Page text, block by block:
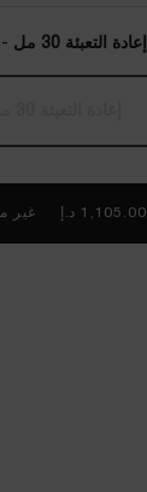
إعادة التعبئة 30 مل
1,105.00 د.إ غير